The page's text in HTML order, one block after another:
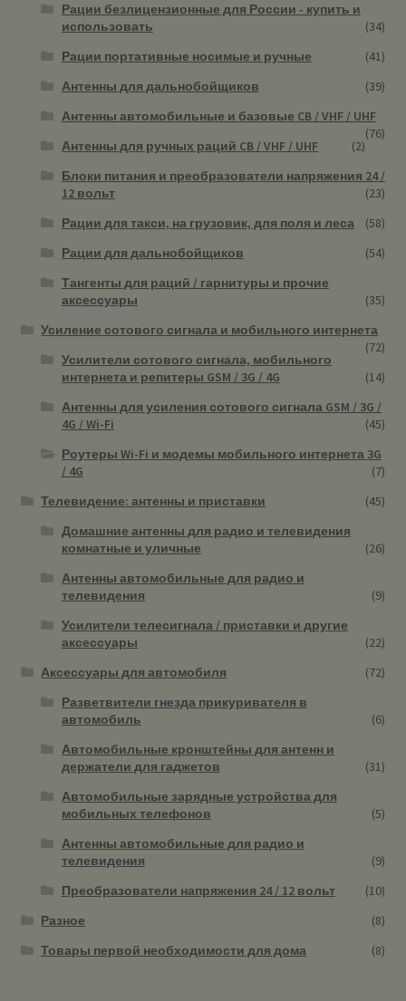
Рации безлицензионные для России - купить и
использовать
(34)
Рации портативные носимые и ручные
(41)
Антенны для дальнобойщиков
(39)
Антенны автомобильные и базовые CB / VHF / UHF
(76)
Антенны для ручных раций CB / VHF / UHF
(2)
Блоки питания и преобразователи напряжения 24 /
12 вольт
(23)
Рации для такси, на грузовик, для поля и леса
(58)
Рации для дальнобойщиков
(54)
Тангенты для раций / гарнитуры и прочие
аксессуары
(35)
Усиление сотового сигнала и мобильного интернета
(72)
Усилители сотового сигнала, мобильного
интернета и репитеры GSM / 3G / 4G
(14)
Антенны для усиления сотового сигнала GSM / 3G /
4G / Wi-Fi
(45)
Роутеры Wi-Fi и модемы мобильного интернета 3G
/ 4G
(7)
Телевидение: антенны и приставки
(45)
Домашние антенны для радио и телевидения
комнатные и уличные
(26)
Антенны автомобильные для радио и
телевидения
(9)
Усилители телесигнала / приставки и другие
аксессуары
(22)
Аксессуары для автомобиля
(72)
Разветвители гнезда прикуривателя в
автомобиль
(6)
Автомобильные кронштейны для антенн и
держатели для гаджетов
(31)
Автомобильные зарядные устройства для
мобильных телефонов
(5)
Антенны автомобильные для радио и
телевидения
(9)
Преобразователи напряжения 24 / 12 вольт
(10)
Разное
(8)
Товары первой необходимости для дома
(8)